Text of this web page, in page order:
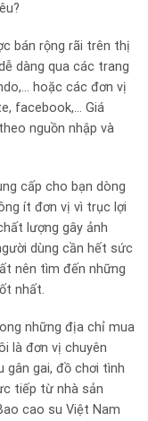
bán rộng rãi trên thị
dàng qua các trang
hoặc các đơn vị
facebook,… Giá
nguồn nhập và
cấp cho bạn dòng
ít đơn vị vì trục lợi
lượng gây ảnh
dùng cần hết sức
nên tìm đến những
nhất.
những địa chỉ mua
là đơn vị chuyên
gân gai, đồ chơi tình
tiếp từ nhà sản
cao su Việt Nam